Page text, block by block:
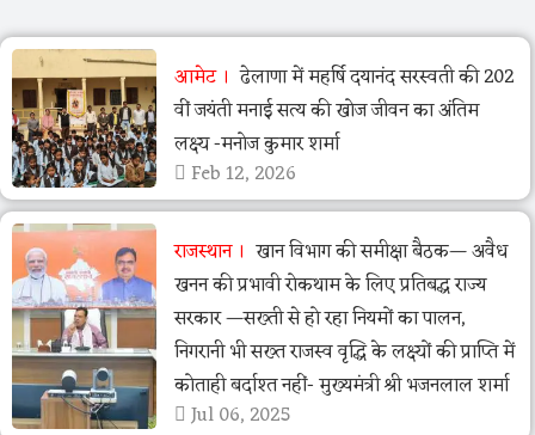
आमेट
ढेलाणा में महर्षि दयानंद सरस्वती की 202
वीं जयंती मनाई सत्य की खोज जीवन का अंतिम
लक्ष्य -मनोज कुमार शर्मा
Feb 12, 2026
राजस्थान
खान विभाग की समीक्षा बैठक— अवैध
खनन की प्रभावी रोकथाम के लिए प्रतिबद्ध राज्य
सरकार —सख्ती से हो रहा नियमों का पालन,
निगरानी भी सख्त राजस्व वृद्धि के लक्ष्यों की प्राप्ति में
कोताही बर्दाश्त नहीं- मुख्यमंत्री श्री भजनलाल शर्मा
Jul 06, 2025